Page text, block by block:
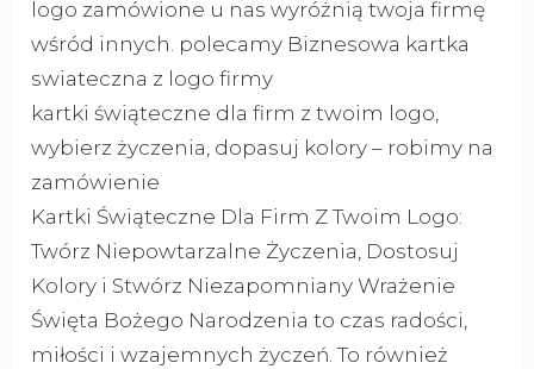
logo zamówione u nas wyróżnią twoja firmę
wśród innych. polecamy Biznesowa kartka
swiateczna z logo firmy
kartki świąteczne dla firm z twoim logo,
wybierz życzenia, dopasuj kolory – robimy na
zamówienie
Kartki Świąteczne Dla Firm Z Twoim Logo:
Twórz Niepowtarzalne Życzenia, Dostosuj
Kolory i Stwórz Niezapomniany Wrażenie
Święta Bożego Narodzenia to czas radości,
miłości i wzajemnych życzeń. To również